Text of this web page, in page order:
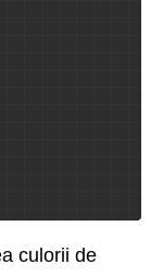
culorii de